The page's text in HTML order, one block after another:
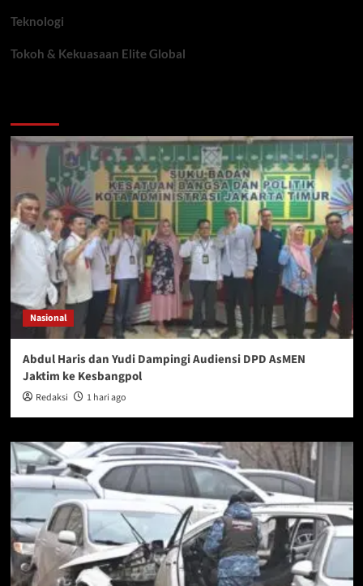
Teknologi
Tokoh & Kekuasaan Elite Global
Nasional
Abdul Haris dan Yudi Dampingi Audiensi DPD AsMEN
Jaktim ke Kesbangpol
Redaksi 1 hari ago